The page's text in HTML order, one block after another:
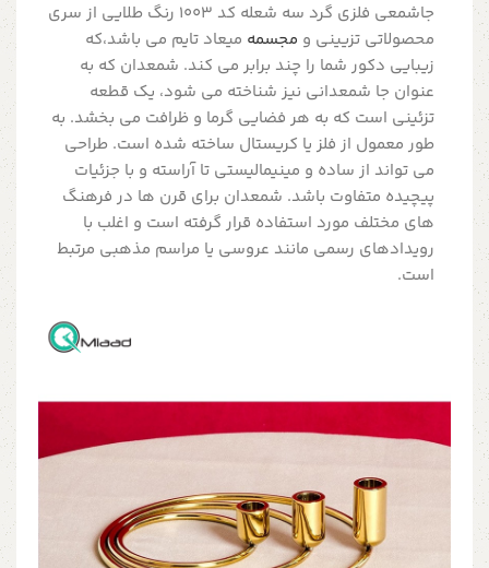
جاشمعی فلزی گرد سه شعله کد 1003 رنگ طلایی از سری
محصولاتی تزیینی و مجسمه میعاد تایم می باشد،که
زیبایی دکور شما را چند برابر می کند. شمعدان که به
عنوان جا شمعدانی نیز شناخته می شود، یک قطعه
تزئینی است که به هر فضایی گرما و ظرافت می بخشد. به
طور معمول از فلز یا کریستال ساخته شده است. طراحی
می تواند از ساده و مینیمالیستی تا آراسته و با جزئیات
پیچیده متفاوت باشد. شمعدان برای قرن ها در فرهنگ
های مختلف مورد استفاده قرار گرفته است و اغلب با
رویدادهای رسمی مانند عروسی یا مراسم مذهبی مرتبط
است.